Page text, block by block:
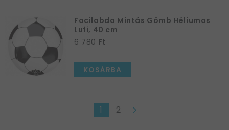
Focilabda Mintás Gömb Héliumos
Lufi, 40 cm
6 780 Ft
KOSÁRBA
1 2